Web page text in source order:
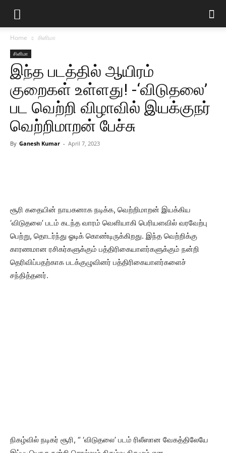
Home சினிமா
சினிமா
இந்த படத்தில் ஆயிரம்
குறைகள் உள்ளது! -‘விடுதலை’
பட வெற்றி விழாவில் இயக்குநர்
வெற்றிமாறன் பேச்சு
By Ganesh Kumar - April 7, 2023
சூரி கதையின் நாயகனாக நடிக்க, வெற்றிமாறன் இயக்கிய
‘விடுதலை’ படம் கடந்த வாரம் வெளியாகி பெரியளவில் வரவேற்பு
பெற்று, தொடர்ந்து ஓடிக் கொண்டிருக்கிறது. இந்த வெற்றிக்கு
காரணமான ரசிகர்களுக்கும் பத்திரிகையாளர்களுக்கும் நன்றி
தெரிவிப்பதற்காக படக்குழுவினர் பத்திரிகையாளர்களைச்
சந்தித்தனர்.
நிகழ்வில் நடிகர் சூரி, “ ‘விடுதலை’ படம் ரிலீஸான வேகத்திலேயே